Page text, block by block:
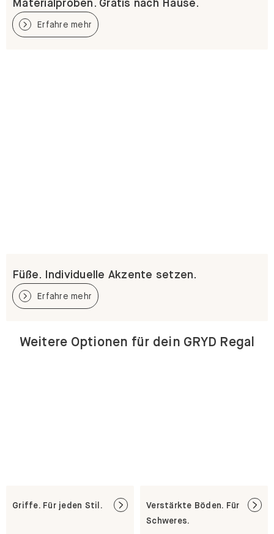
Materialproben. Gratis nach Hause.
Erfahre mehr
Füße. Individuelle Akzente setzen.
Erfahre mehr
Weitere Optionen für dein GRYD Regal
Griffe. Für jeden Stil.
Verstärkte Böden. Für
Schweres.